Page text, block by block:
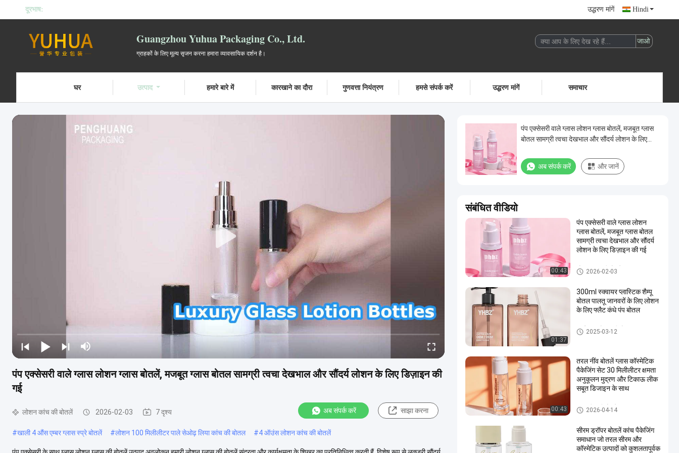
दूरभाष: उद्धरण मांगें Hindi
Guangzhou Yuhua Packaging Co., Ltd.
ग्राहकों के लिए मूल्य सृजन करना हमारा व्यावसायिक दर्शन है।
घर उत्पाद हमारे बारे में कारखाने का दौरा गुणवत्ता नियंत्रण हमसे संपर्क करें उद्धरण मांगें समाचार
पंप एक्सेसरी वाले ग्लास लोशन ग्लास बोतलें, मजबूत ग्लास बोतल सामग्री त्वचा देखभाल और सौंदर्य लोशन के लिए डिज़ाइन की
गई
लोशन कांच की बोतलें 2026-02-03 7 दृश्य अब संपर्क करें साझा करना
#खाली 4 औंस एम्बर ग्लास स्प्रे बोतलें #लोशन 100 मिलीलीटर पाले सेओढ़ लिया कांच की बोतल #4 ऑउंस लोशन कांच की बोतलें
पंप एक्सेसरी वाले ग्लास लोशन ग्लास बोतलें, मजबूत ग्लास
बोतल सामग्री त्वचा देखभाल और सौंदर्य लोशन के लिए
अब संपर्क करें और जानें
संबंधित वीडियो
00:43
पंप एक्सेसरी वाले ग्लास लोशन
ग्लास बोतलें, मजबूत ग्लास बोतल
सामग्री त्वचा देखभाल और सौंदर्य
लोशन के लिए डिज़ाइन की गई
लोशन कांच की बोतलें
2026-02-03
01:37
300ml स्क्वायर प्लास्टिक शैम्पू
बोतल पालतू जानवरों के लिए लोशन
के लिए फ्लैट कंधे पंप बोतल
प्लास्टिक लोशन की बोतल
2025-03-12
00:43
तरल नींव बोतलें ग्लास कॉस्मेटिक
पैकेजिंग सेट 30 मिलीलीटर क्षमता
अनुकूलन मुद्रण और टिकाऊ लीक
सबूत डिजाइन के साथ
तरल नींव की बोतलें
2026-04-14
सीरम ड्रॉपर बोतलें कांच पैकेजिंग
समाधान जो तरल सीरम और
कॉस्मेटिक उत्पादों को कुशलतापूर्वक